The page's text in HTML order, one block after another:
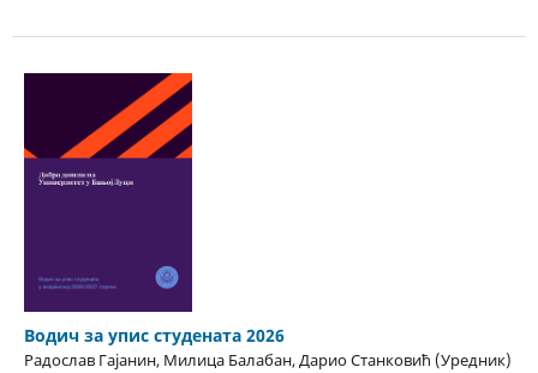
Водич за упис студената 2026
Радослав Гајанин, Милица Балабан, Дарио Станковић (Уредник)